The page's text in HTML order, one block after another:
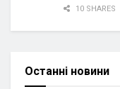
10 SHARES
Останні новини